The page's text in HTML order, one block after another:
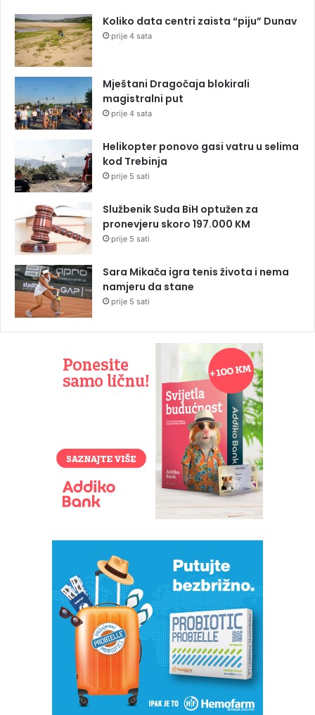
Koliko data centri zaista “piju” Dunav
prije 4 sata
Mještani Dragočaja blokirali
magistralni put
prije 4 sata
Helikopter ponovo gasi vatru u selima
kod Trebinja
prije 5 sati
Službenik Suda BiH optužen za
pronevjeru skoro 197.000 KM
prije 5 sati
Sara Mikača igra tenis života i nema
namjeru da stane
prije 5 sati